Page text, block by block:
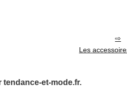
Les
et-mode.fr.